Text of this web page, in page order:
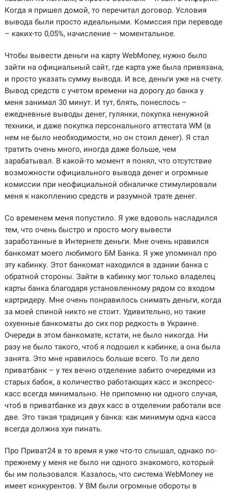
Когда я пришел домой, то перечитал договор. Условия
вывода были просто идеальными. Комиссия при переводе
– каких-то 0,05%, начисление – моментальное.
Чтобы вывести деньги на карту WebMoney, нужно было
зайти на официальный сайт, где карта уже была привязана,
и просто указать сумму вывода. И все, деньги уже на счету.
Вывод средств с учетом времени на дорогу до банка у
меня занимал 30 минут. И тут, блять, понеслось –
ежедневные выводы денег, гулянки, покупка ненужной
техники, и даже покупка персонального аттестата WM (в
нем не было необходимости, но он стоил денег). Я стал
тратить очень много, иногда даже больше, чем
зарабатывал. В какой-то момент я понял, что отсутствие
возможности официального вывода денег и огромные
комиссии при неофициальной обналичке стимулировали
меня к накоплению средств и разумной трате денег.
Со временем меня попустило. Я уже вдоволь насладился
тем, что очень быстро и просто могу вывести
заработанные в Интернете деньги. Мне очень нравился
банкомат моего любимого БМ Банка. Я уже упоминал про
эту кабинку. Этот банкомат находился в здании банка с
обратной стороны. Зайти в кабинку мог только владелец
карты банка благодаря установленному рядом со входом
картридеру. Мне очень понравилось снимать деньги, когда
за моей спиной никто не стоит. Удивительно, но такие
охуенные банкоматы до сих пор редкость в Украине.
Очереди в этом банкомате, кстати, не было никогда. Ни
разу не было такого, чтоб я подошел к кабинке, а она была
занята. Это мне нравилось больше всего. То ли дело
приватбанк – у тех вечно отделение забито очередями из
старых бабок, а количество работающих касс и экспресс-
касс всегда минимально. Не припомню ни одного случая,
чтоб в приватбанке из двух касс в отделении работали все
две. Это такая традиция у банка: как минимум одна касса
всегда должна хуи пинать.
Про Приват24 в то время я уже что-то слышал, однако по-
прежнему у меня не было ни одного знакомого, который
бы им пользовался. Казалось, что система WebMoney не
имеет конкурентов. У ВМ были огромные обороты в